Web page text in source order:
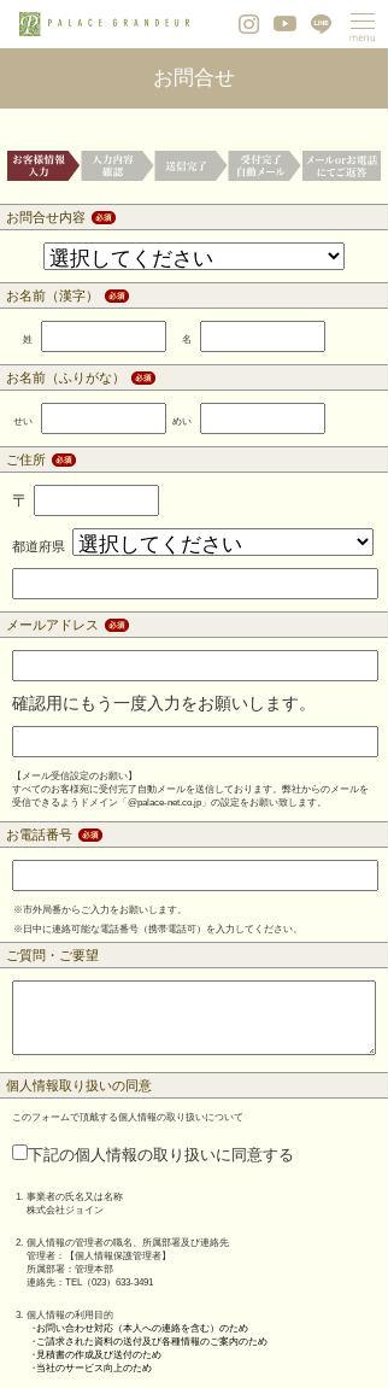
お問合せ
お問合せ内容
お名前（漢字）
姓 名
お名前（ふりがな）
せい めい
ご住所
〒
都道府県
メールアドレス
確認用にもう一度入力をお願いします。
【メール受信設定のお願い】
すべてのお客様宛に受付完了自動メールを送信しております。弊社からのメールを
受信できるようドメイン「@palace-net.co.jp」の設定をお願い致します。
お電話番号
※市外局番からご入力をお願いします。
※ 日中に連絡可能な電話番号（携帯電話可）を入力してください。
ご質問・ご要望
個人情報取り扱いの同意
このフォームで頂戴する個人情報の取り扱いについて
下記の個人情報の取り扱いに同意する
1. 事業者の氏名又は名称
株式会社ジョイン
2. 個人情報の管理者の職名、所属部署及び連絡先
管理者：【個人情報保護管理者】
所属部署：管理本部
連絡先：TEL（023）633-3491
3. 個人情報の利用目的
・お問い合わせ対応（本人への連絡を含む）のため
・ご請求された資料の送付及び各種情報のご案内のため
・見積書の作成及び送付のため
・当社のサービス向上のため